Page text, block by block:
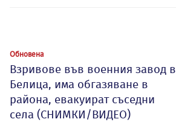
Обновена
Взривове във военния завод в
Белица, има обгазяване в
района, евакуират съседни
села (СНИМКИ/ВИДЕО)